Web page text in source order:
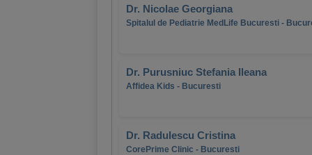
Dr. Nicolae Georgiana
Spitalul de Pediatrie MedLife Bucuresti -
Dr. Purusniuc Stefania Ileana
Affidea Kids - Bucuresti
Dr. Radulescu Cristina
CorePrime Clinic - Bucuresti